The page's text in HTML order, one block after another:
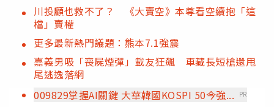
川投顧也救不了？ 《大賣空》本尊看空續抱「這
檔」賣權
更多最新熱門議題：熊本7.1強震
嘉義男吸「喪屍煙彈」載友狂飆 車藏長短槍還甩
尾逃逸落網
009829掌握AI關鍵 大華韓國KOSPI 50今強...
PR